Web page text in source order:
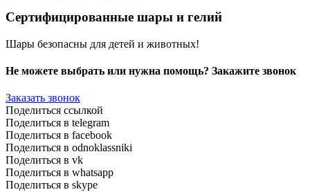
Сертифицированные шары и гелий
Шары безопасны для детей и животных!
Не можете выбрать или нужна помощь? Закажите звонок
Заказать звонок
Поделиться ссылкой
Поделиться в telegram
Поделиться в facebook
Поделиться в odnoklassniki
Поделиться в vk
Поделиться в whatsapp
Поделиться в skype